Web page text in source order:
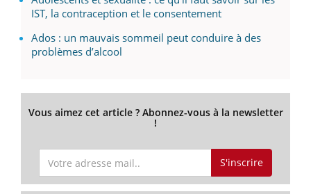
IST, la contraception et le consentement
Ados : un mauvais sommeil peut conduire à des
problèmes d’alcool
Vous aimez cet article ? Abonnez-vous à la newsletter
!
S'inscrire